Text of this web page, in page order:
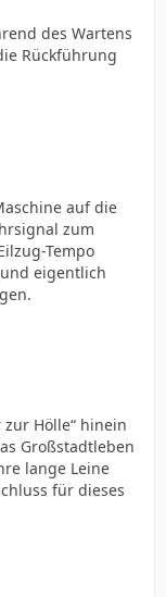
des Wartens
Rückführung
auf die
zum
Tempo
eigentlich
Hölle“ hinein
Großstadtleben
lange Leine
für dieses